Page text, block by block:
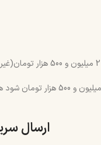
چنانچه جمع سبد خرید شما
ارسال